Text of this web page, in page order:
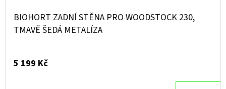
BIOHORT ZADNÍ STĚNA PRO WOODSTOCK 230,
TMAVĚ ŠEDÁ METALÍZA
5 199 Kč